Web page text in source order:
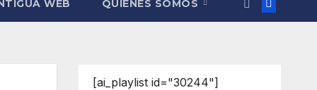
WEB QUIENES SOMOS
[ai_playlist id="30244"]